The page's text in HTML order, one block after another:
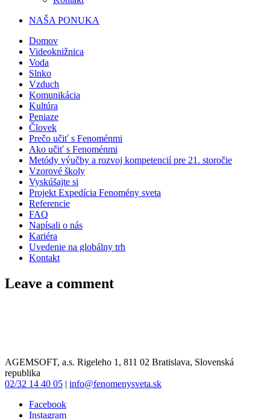
NAŠA PONUKA
Domov
Videoknižnica
Voda
Slnko
Vzduch
Komunikácia
Kultúra
Peniaze
Človek
Prečo učiť s Fenoménmi
Ako učiť s Fenoménmi
Metódy výučby a rozvoj kompetencií pre 21. storočie
Vzorové školy
Vyskúšajte si
Projekt Expedícia Fenomény sveta
Referencie
FAQ
Napísali o nás
Kariéra
Uvedenie na globálny trh
Kontakt
Leave a comment
AGEMSOFT, a.s. Rigeleho 1, 811 02 Bratislava, Slovenská
republika
02/32 14 40 05 | info@fenomenysveta.sk
Facebook
Instagram